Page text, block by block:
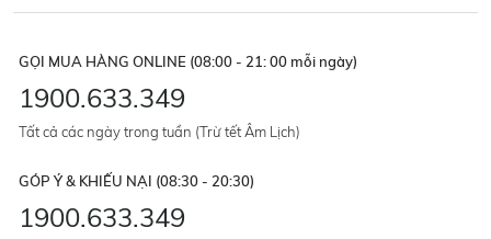
GỌI MUA HÀNG ONLINE (08:00 - 21: 00 mỗi ngày)
1900.633.349
Tất cả các ngày trong tuần (Trừ tết Âm Lịch)
GÓP Ý & KHIẾU NẠI (08:30 - 20:30)
1900.633.349